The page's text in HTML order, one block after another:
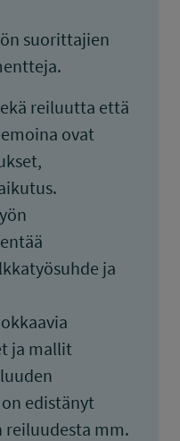
suorittajien
reiluutta että
ovat
ja
ja mallit
on edistänyt
reiluudesta mm.